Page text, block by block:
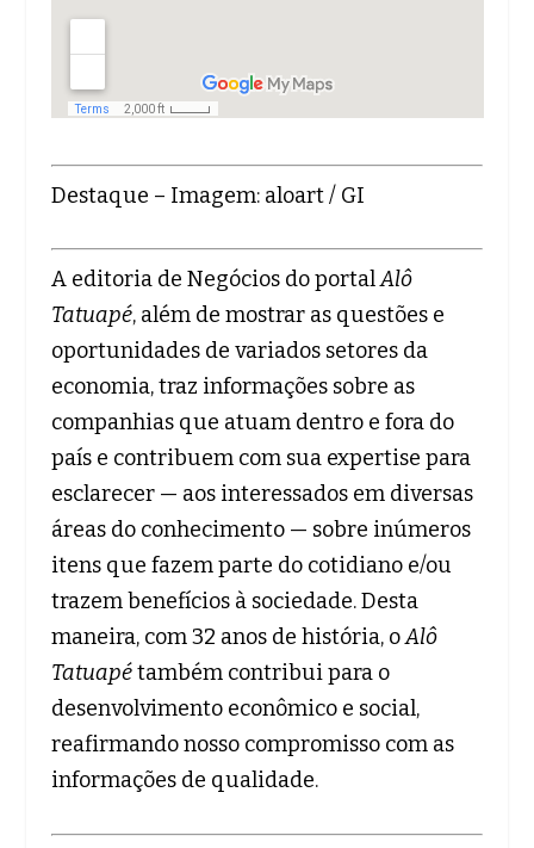
Destaque – Imagem: aloart / GI
A editoria de Negócios do portalAlô
Tatuapé, além de mostrar as questões e
oportunidades de variados setores da
economia, traz informações sobre as
companhias que atuam dentro e fora do
país e contribuem com sua expertise para
esclarecer ­— aos interessados em diversas
áreas do conhecimento ­— sobre inúmeros
itens que fazem parte do cotidiano e/ou
trazem benefícios à sociedade. Desta
maneira, com 32 anos de história, oAlô
Tatuapétambém contribui para o
desenvolvimento econômico e social,
reafirmando nosso compromisso com as
informações de qualidade.